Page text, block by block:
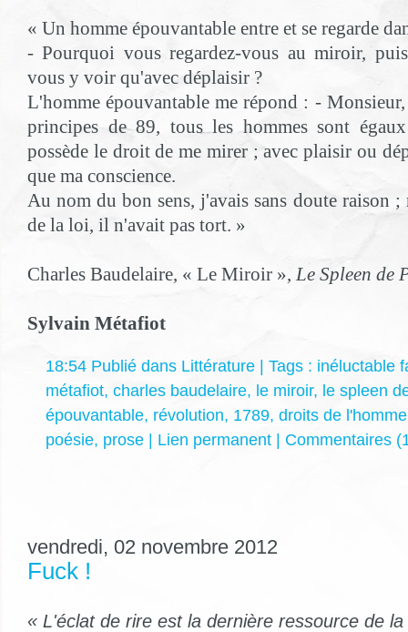
« Un homme épouvantable entre et se regarde
- Pourquoi vous regardez-vous au miroir,
vous y voir qu'avec déplaisir ?
L'homme épouvantable me répond : -
principes de 89, tous les hommes sont
possède le droit de me mirer ; avec plaisir ou
que ma conscience.
Au nom du bon sens, j'avais sans doute raison
de la loi, il n'avait pas tort. »
Charles Baudelaire, « Le Miroir », Le Spleen de
Sylvain Métafiot
18:54 Publié dans Littérature | Tags : inéluctable
métafiot, charles baudelaire, le miroir, le spleen
épouvantable, révolution, 1789, droits de l'homme
poésie, prose | Lien permanent | Commentaires
vendredi, 02 novembre 2012
Fuck !
« L'éclat de rire est la dernière ressource de